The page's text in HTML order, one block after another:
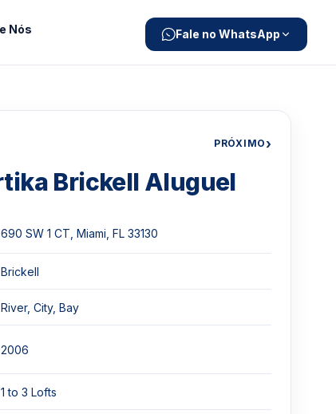
Nós Fale no WhatsApp
PRÓXIMO›
Brickell Aluguel
690 SW 1 CT, Miami, FL 33130
Brickell
River, City, Bay
2006
1 to 3 Lofts